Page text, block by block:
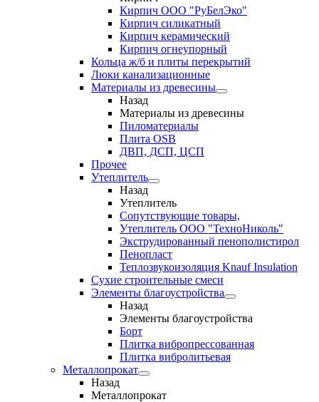
Кирпич ООО "РуБелЭко"
Кирпич силикатный
Кирпич керамический
Кирпич огнеупорный
Кольца ж/б и плиты перекрытий
Люки канализационные
Материалы из древесины
Назад
Материалы из древесины
Пиломатериалы
Плита OSB
ДВП, ДСП, ЦСП
Прочее
Утеплитель
Назад
Утеплитель
Сопутствующие товары,
Утеплитель ООО "ТехноНиколь"
Экструдированный пенополистирол
Пенопласт
Теплозвукоизоляция Knauf Insulation
Сухие строительные смеси
Элементы благоустройства
Назад
Элементы благоустройства
Борт
Плитка вибропрессованная
Плитка вибролитьевая
Металлопрокат
Назад
Металлопрокат